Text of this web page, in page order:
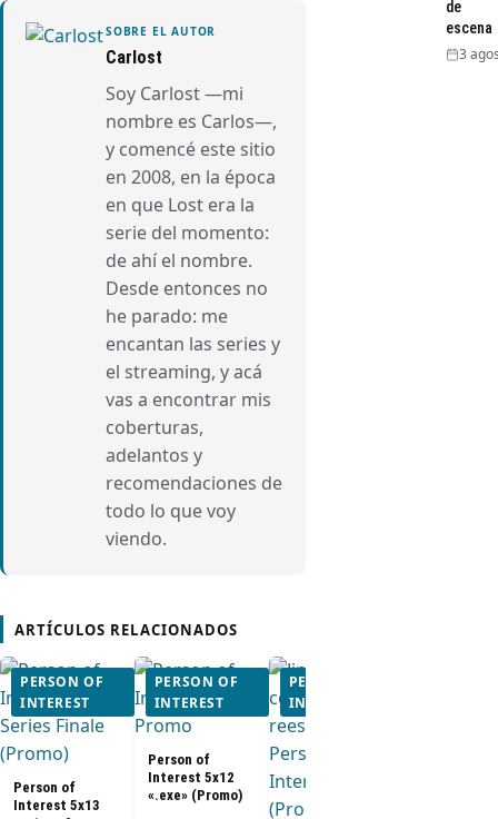
SOBRE EL AUTOR
Carlost
Soy Carlost —mi
nombre es Carlos—,
y comencé este sitio
en 2008, en la época
en que Lost era la
serie del momento:
de ahí el nombre.
Desde entonces no
he parado: me
encantan las series y
el streaming, y acá
vas a encontrar mis
coberturas,
adelantos y
recomendaciones de
todo lo que voy
viendo.
ARTÍCULOS RELACIONADOS
PERSON OF
INTEREST
Person of
Interest 5x13
PERSON OF
INTEREST
Person of
Interest 5x12
«.exe» (Promo)
PERSON OF
INTEREST
de
escena
3